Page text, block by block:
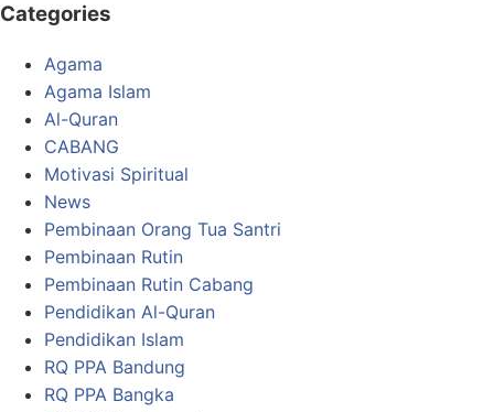
Categories
Agama
Agama Islam
Al-Quran
CABANG
Motivasi Spiritual
News
Pembinaan Orang Tua Santri
Pembinaan Rutin
Pembinaan Rutin Cabang
Pendidikan Al-Quran
Pendidikan Islam
RQ PPA Bandung
RQ PPA Bangka